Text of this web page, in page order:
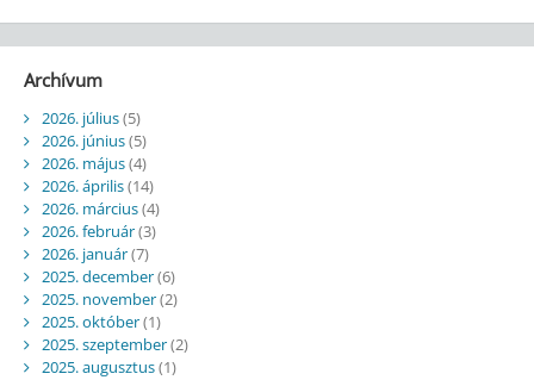
Archívum
2026. július(5)
2026. június(5)
2026. május(4)
2026. április(14)
2026. március(4)
2026. február(3)
2026. január(7)
2025. december(6)
2025. november(2)
2025. október(1)
2025. szeptember(2)
2025. augusztus(1)